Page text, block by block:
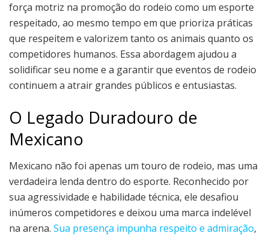
força motriz na promoção do rodeio como um esporte
respeitado, ao mesmo tempo em que prioriza práticas
que respeitem e valorizem tanto os animais quanto os
competidores humanos. Essa abordagem ajudou a
solidificar seu nome e a garantir que eventos de rodeio
continuem a atrair grandes públicos e entusiastas.
O Legado Duradouro de
Mexicano
Mexicano não foi apenas um touro de rodeio, mas uma
verdadeira lenda dentro do esporte. Reconhecido por
sua agressividade e habilidade técnica, ele desafiou
inúmeros competidores e deixou uma marca indelével
na arena. Sua presença impunha respeito e admiração,